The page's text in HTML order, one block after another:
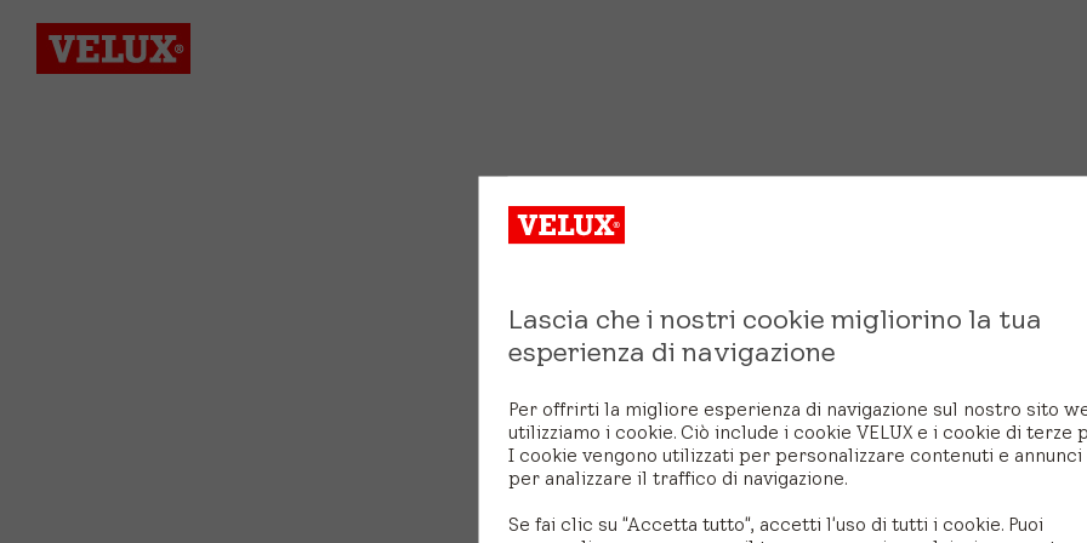
Lascia che i nostri cookie migliorino la tua
esperienza di navigazione
Per offrirti la migliore esperienza di navigazione sul nostro sito
utilizziamo i cookie. Ciò include i cookie VELUX e i cookie di terze
I cookie vengono utilizzati per personalizzare contenuti e annunci
per analizzare il traffico di navigazione.
Se fai clic su "Accetta tutto", accetti l'uso di tutti i cookie. Puoi